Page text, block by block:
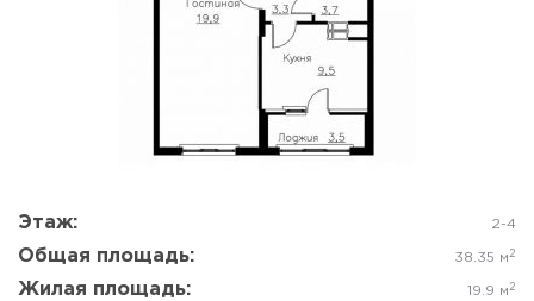
Этаж: 2-4
Общая площадь: 38.35 м 2
Жилая площадь: 19.9 м 2
Да, удалить Отмена